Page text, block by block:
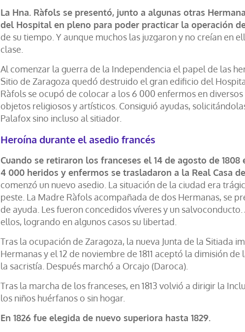
La Hna. Ràfols se presentó, junto a algunas otras
del Hospital en pleno para poder practicar la operación
de su tiempo. Y aunque muchos las juzgaron y no creían en
clase.
Al comenzar la guerra de la Independencia el papel de las
Sitio de Zaragoza quedó destruido el gran edificio del
Ràfols se ocupó de colocar a los 6 000 enfermos en
objetos religiosos y artísticos. Consiguió ayudas,
Palafox sino incluso al sitiador.​
Heroína durante el asedio francés
Cuando se retiraron los franceses el 14 de agosto de
4 000 heridos y enfermos se trasladaron a la Real Casa
comenzó un nuevo asedio. La situación de la ciudad era
peste. La Madre Ràfols acompañada de dos Hermanas, se
de ayuda. Les fueron concedidos víveres y un
ellos, logrando en algunos casos su libertad.
Tras la ocupación de Zaragoza, la nueva Junta de la Sitiada
Hermanas y el 12 de noviembre de 1811 aceptó la dimisión
la sacristía. Después marchó a Orcajo (Daroca).
Tras la marcha de los franceses, en 1813 volvió a dirigir la
los niños huérfanos o sin hogar.
En 1826 fue elegida de nuevo superiora hasta 1829.